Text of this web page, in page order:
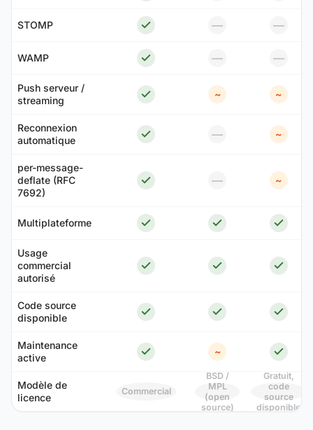
STOMP — —
WAMP — —
Push serveur /
streaming
~ ~
Reconnexion
automatique
— ~
per-message-
deflate (RFC
7692)
— ~
Multiplateforme
Usage
commercial
autorisé
Code source
disponible
Maintenance
active
~
Modèle de
licence
Commercial
BSD /
MPL
(open
source)
Gratuit,
code
source
disponible